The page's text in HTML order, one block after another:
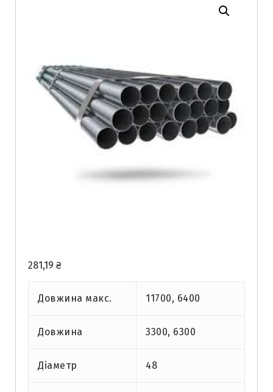
281,19 ₴
Довжина макс. 11700, 6400
Довжина 3300, 6300
Діаметр 48